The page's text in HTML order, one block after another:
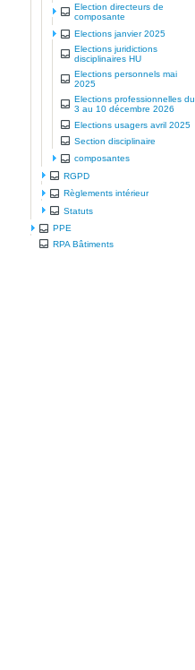
Election directeurs de
composante
Elections janvier 2025
Elections juridictions
disciplinaires HU
Elections personnels mai
2025
Elections professionnelles du
3 au 10 décembre 2026
Elections usagers avril 2025
Section disciplinaire
composantes
RGPD
Règlements intérieur
Statuts
PPE
RPA Bâtiments